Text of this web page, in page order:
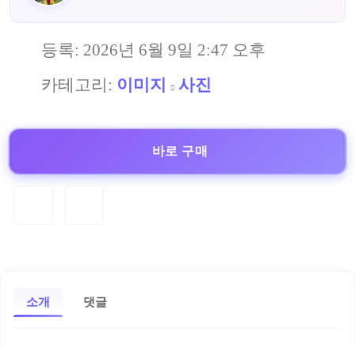
등록: 2026년 6월 9일 2:47 오후
카테고리: 이미지 사진
바로 구매
소개 댓글